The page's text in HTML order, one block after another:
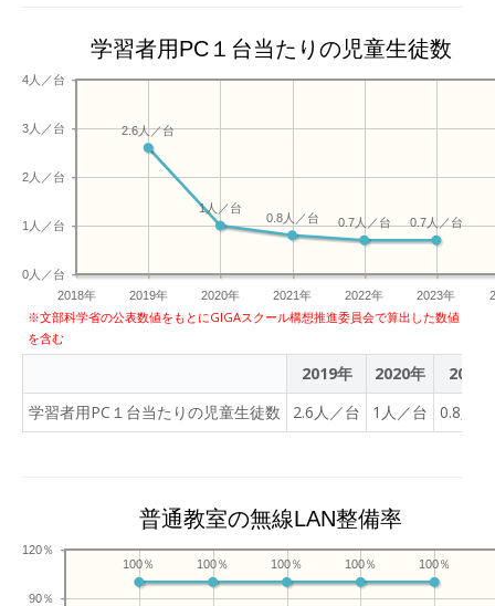
学習者用PC１台当たりの児童生徒数
2018年 2019年 2020年 2021年 2022年 2023年
0人／台
1人／台
2人／台
3人／台
4人／台
0.7人／台
0.7人／台
0.8人／台
1人／台
2.6人／台
※文部科学省の公表数値をもとにGIGAスクール構想推進委員会で算出した数値
を含む
2019年 2020年
2021
学習者用PC１台当たりの児童生徒数
2.6人／台 1人／台 0.8人
普通教室の無線LAN整備率
90％
120％
100％
100％
100％
100％
100％